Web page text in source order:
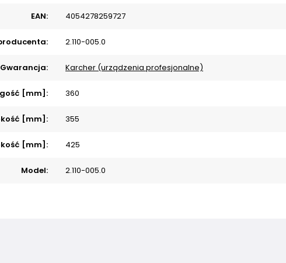
EAN: 4054278259727
2.110-005.0
Gwarancja: Karcher (urządzenia profesjonalne)
[mm]: 360
[mm]: 355
[mm]: 425
Model: 2.110-005.0